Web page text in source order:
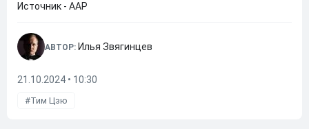
Источник - AAP
АВТОР: Илья Звягинцев
21.10.2024 • 10:30
Тим Цзю